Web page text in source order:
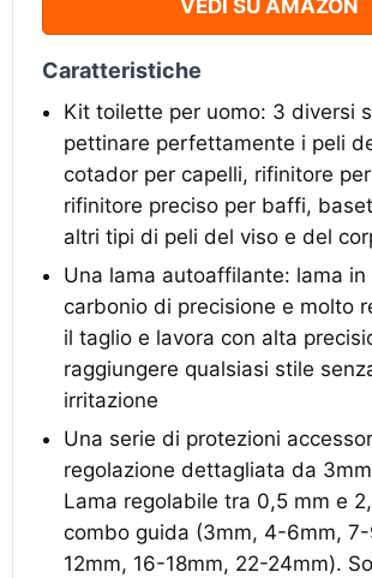
VEDI SU AMAZON
Caratteristiche
Kit toilette per uomo: 3 diversi
pettinare perfettamente i peli
cotador per capelli, rifinitore
rifinitore preciso per baffi,
altri tipi di peli del viso e del
Una lama autoaffilante: lama in
carbonio di precisione e molto
il taglio e lavora con alta
raggiungere qualsiasi stile
irritazione
Una serie di protezioni
regolazione dettagliata da
Lama regolabile tra 0,5 mm e
combo guida (3mm, 4-6mm,
12mm, 16-18mm, 22-24mm).